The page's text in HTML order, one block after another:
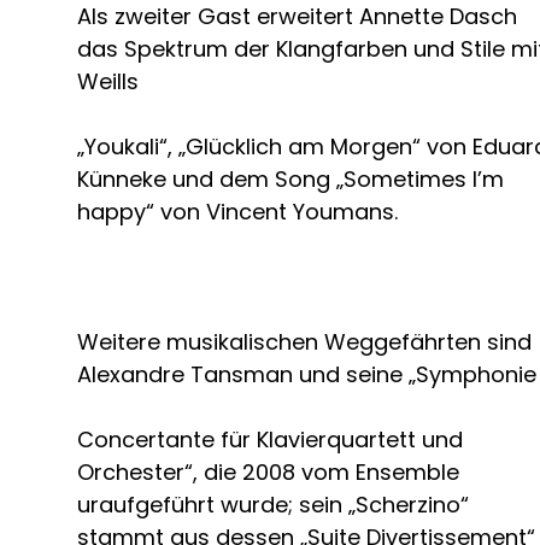
Als zweiter Gast erweitert Annette Dasch
das Spektrum der Klangfarben und Stile
Weills
„Youkali“, „Glücklich am Morgen“ von
Künneke und dem Song „Sometimes I’m
happy“ von Vincent Youmans.
Weitere musikalischen Weggefährten sind
Alexandre Tansman und seine „Symphonie
Concertante für Klavierquartett und
Orchester“, die 2008 vom Ensemble
uraufgeführt wurde; sein „Scherzino“
stammt aus dessen „Suite Divertissement“